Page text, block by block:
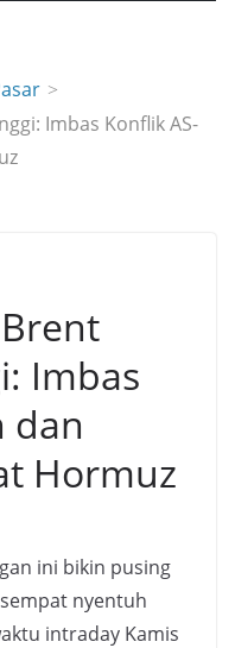
Imbas Konflik AS-
Imbas
dan
Hormuz
ini bikin pusing
nyentuh
intraday Kamis